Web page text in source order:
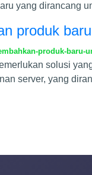
yang dirancang
produk
produk-baru-
solusi
server, yang